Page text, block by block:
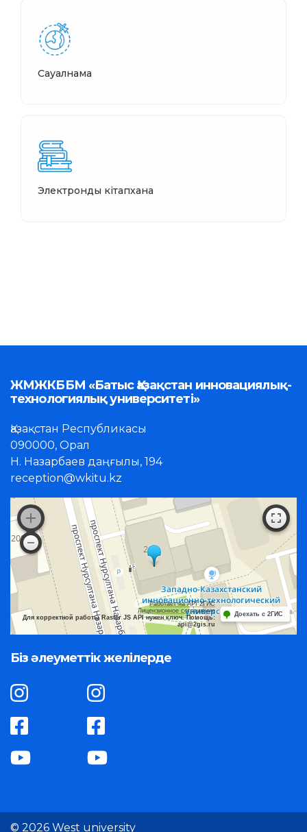
Сауалнама
Электронды кітапхана
ЖМЖКББМ «Батыс Қазақстан инновациялық-
технологиялық университеті»
Қазақстан Республикасы
090000, Орал
Н. Назарбаев даңғылы, 194
reception@wkitu.kz
Работает на API 2ГИС
Лицензионное соглашение
Для корректной работы Raster JS API нужен ключ. Помощь:
api@2gis.ru
Доехать с 2ГИС
Біз әлеуметтік желілерде
© 2026 West university